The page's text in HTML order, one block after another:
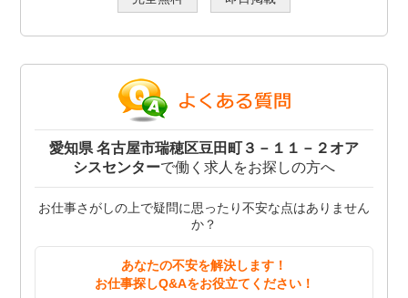
愛知県 名古屋市瑞穂区豆田町３－１１－２オア
シスセンターで働く求人をお探しの方へ
お仕事さがしの上で疑問に思ったり不安な点はありません
か？
あなたの不安を解決します！
お仕事探しQ&Aをお役立てください！